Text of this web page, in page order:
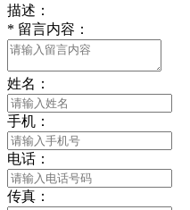
描述：
* 留言内容：
姓名：
手机：
电话：
传真：